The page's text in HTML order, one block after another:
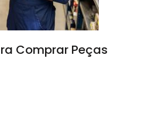
Comprar Peças